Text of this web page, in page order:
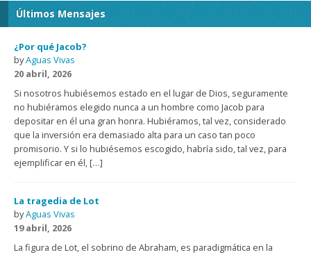
Últimos Mensajes
¿Por qué Jacob?
byAguas Vivas
20 abril, 2026
Si nosotros hubiésemos estado en el lugar de Dios, seguramente
no hubiéramos elegido nunca a un hombre como Jacob para
depositar en él una gran honra. Hubiéramos, tal vez, considerado
que la inversión era demasiado alta para un caso tan poco
promisorio. Y si lo hubiésemos escogido, habría sido, tal vez, para
ejemplificar en él, […]
La tragedia de Lot
byAguas Vivas
19 abril, 2026
La figura de Lot, el sobrino de Abraham, es paradigmática en la